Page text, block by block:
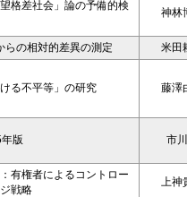
格差社会」論の予備的検
神林
らの相対的差異の測定 米田
る不平等」の研究 藤澤
版 市
有権者によるコントロー
戦略
上神